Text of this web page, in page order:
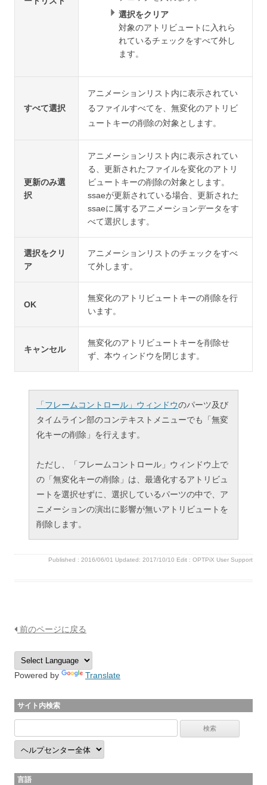
選択をクリア
対象のアトリビュートに入れら
れているチェックをすべて外し
ます。
すべて選択
アニメーションリスト内に表示されてい
るファイルすべてを、無変化のアトリビ
ュートキーの削除の対象とします。
更新のみ選
択
アニメーションリスト内に表示されてい
る、更新されたファイルを変化のアトリ
ビュートキーの削除の対象とします。
ssaeが更新されている場合、更新された
ssaeに属するアニメーションデータをす
べて選択します。
選択をクリ
ア
アニメーションリストのチェックをすべ
て外します。
OK
無変化のアトリビュートキーの削除を行
います。
キャンセル
無変化のアトリビュートキーを削除せ
ず、本ウィンドウを閉じます。
「フレームコントロール」ウィンドウのパーツ及び
タイムライン部のコンテキストメニューでも「無変
化キーの削除」を行えます。
ただし、「フレームコントロール」ウィンドウ上で
の「無変化キーの削除」は、最適化するアトリビュ
ートを選択せずに、選択しているパーツの中で、ア
ニメーションの演出に影響が無いアトリビュートを
削除します。
Published : 2016/06/01 Updated: 2017/10/10 Edit : OPTPiX User Support
前のページに戻る
Powered by Translate
サイト内検索
言語